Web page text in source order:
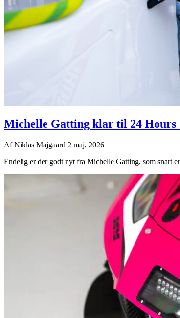
Michelle Gatting klar til 24 Hours
AfNiklas Majgaard 2 maj, 2026
Endelig er der godt nyt fra Michelle Gatting, som snart